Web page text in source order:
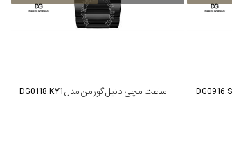
ساعت مچی دنیل گورمن مدل DG0118.KY1